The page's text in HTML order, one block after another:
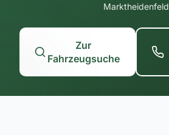
Marktheidenfeld
Zur
Fahrzeugsuche